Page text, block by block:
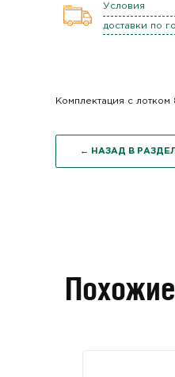
Условия
доставки по
Комплектация с
← НАЗАД В РАЗДЕЛ